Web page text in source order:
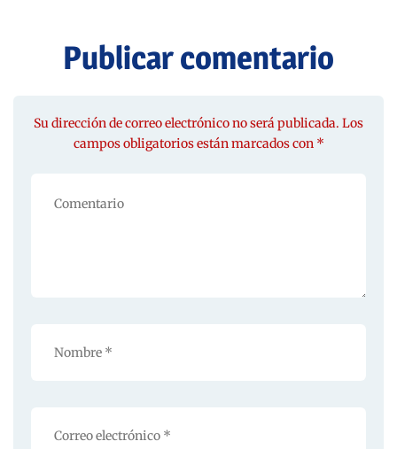
Publicar comentario
Su dirección de correo electrónico no será publicada. Los
campos obligatorios están marcados con *